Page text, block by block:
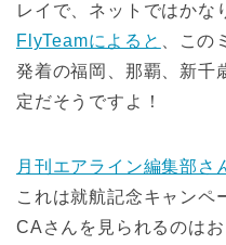
レイで、ネットではかな
FlyTeamによると
、こ
発着の福岡、那覇、新千
定だそうですよ！
月刊エアライン編集部
これは就航記念キャンペ
CAさんを見られるのは